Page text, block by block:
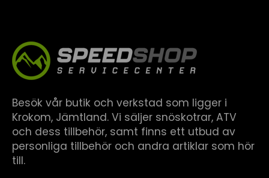
Besök vår butik och verkstad som ligger i
Krokom, Jämtland. Vi säljer snöskotrar, ATV
och dess tillbehör, samt finns ett utbud av
personliga tillbehör och andra artiklar som hör
till.